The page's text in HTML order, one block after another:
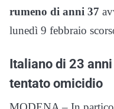
rumeno di anni 37
lunedì 9 febbraio
Italiano di 23
tentato omicidio